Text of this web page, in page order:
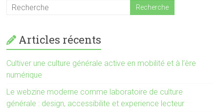
Articles récents
Cultiver une culture générale active en mobilité et à l’ère
numérique
Le webzine moderne comme laboratoire de culture
générale : design, accessibilite et experience lecteur